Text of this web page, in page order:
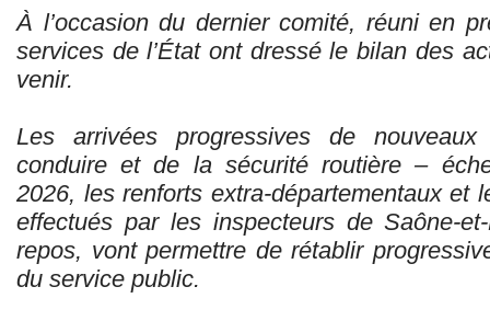
À l’occasion du dernier comité, réuni en
services de l’État ont dressé le bilan des
venir.
Les arrivées progressives de
conduire et de la sécurité routière –
2026, les renforts extra-départementaux et
effectués par les inspecteurs de Saône-
repos, vont permettre de rétablir
du service public.